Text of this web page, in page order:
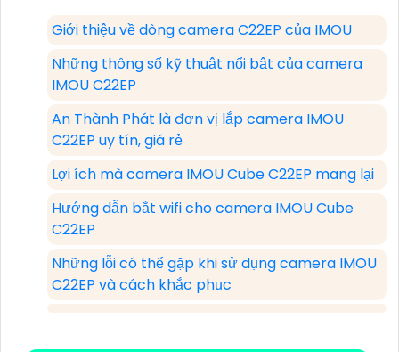
Giới thiệu về dòng camera C22EP của IMOU
Những thông số kỹ thuật nổi bật của camera
IMOU C22EP
An Thành Phát là đơn vị lắp camera IMOU
C22EP uy tín, giá rẻ
Lợi ích mà camera IMOU Cube C22EP mang lại
Hướng dẫn bắt wifi cho camera IMOU Cube
C22EP
Những lỗi có thể gặp khi sử dụng camera IMOU
C22EP và cách khắc phục